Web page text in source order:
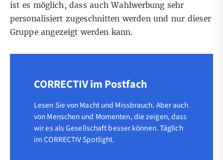
ist es möglich, dass auch Wahlwerbung sehr
personalisiert zugeschnitten werden und nur dieser
Gruppe angezeigt werden kann.
CORRECTIV im Postfach
Lesen Sie von Macht und Missbrauch. Aber auch
von Menschen und Momenten, die zeigen, dass
wir es als Gesellschaft besser können. Täglich
im CORRECTIV Spotlight.